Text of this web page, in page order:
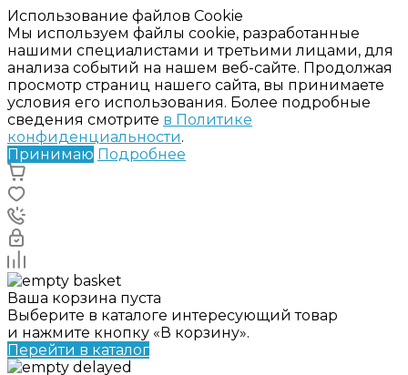
Использование файлов Cookie
Мы используем файлы cookie, разработанные
нашими специалистами и третьими лицами, для
анализа событий на нашем веб-сайте. Продолжая
просмотр страниц нашего сайта, вы принимаете
условия его использования. Более подробные
сведения смотрите в Политике
конфиденциальности.
Принимаю Подробнее
Ваша корзина пуста
Выберите в каталоге интересующий товар
и нажмите кнопку «В корзину».
Перейти в каталог